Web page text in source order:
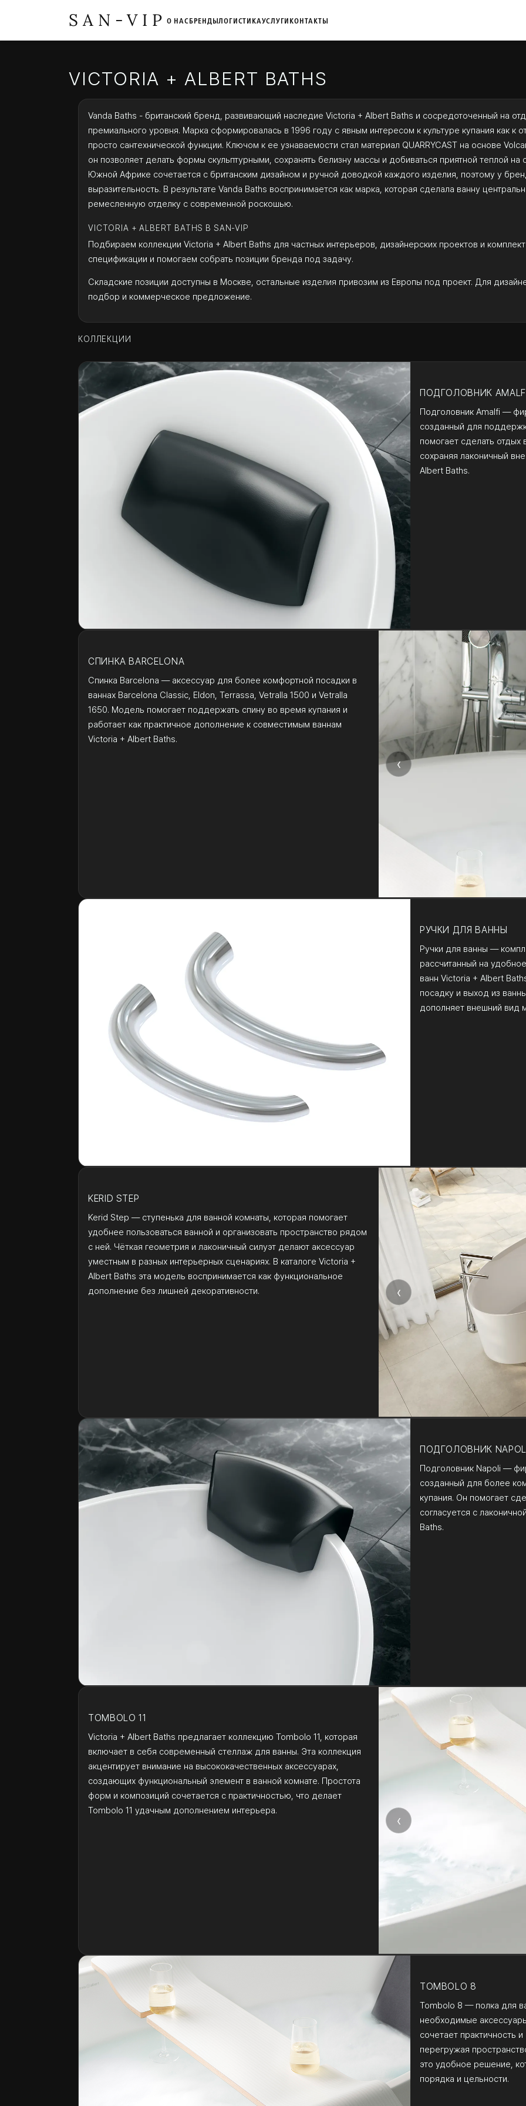
SAN-VIP О НАС БРЕНДЫЛОГИСТИКАУСЛУГИ КОНТАКТЫ
VICTORIA + ALBERT BATHS
Vanda Baths - британский бренд, развивающий наследие Victoria + Albert Baths и сосредоточенный на
премиального уровня. Марка сформировалась в 1996 году с явным интересом к культуре купания как к
просто сантехнической функции. Ключом к ее узнаваемости стал материал QUARRYCAST на основе
он позволяет делать формы скульптурными, сохранять белизну массы и добиваться приятной теплой
Южной Африке сочетается с британским дизайном и ручной доводкой каждого изделия, поэтому у
выразительность. В результате Vanda Baths воспринимается как марка, которая сделала ванну
ремесленную отделку с современной роскошью.
VICTORIA + ALBERT BATHS В SAN-VIP
Подбираем коллекции Victoria + Albert Baths для частных интерьеров, дизайнерских проектов и
спецификации и помогаем собрать позиции бренда под задачу.
Складские позиции доступны в Москве, остальные изделия привозим из Европы под проект. Для
подбор и коммерческое предложение.
КОЛЛЕКЦИИ
ПОДГОЛОВНИК
Подголовник Amalfi —
созданный для
помогает сделать
сохраняя лаконичный
Albert Baths.
‹
СПИНКА BARCELONA
Спинка Barcelona — аксессуар для более комфортной посадки в
ваннах Barcelona Classic, Eldon, Terrassa, Vetralla 1500 и Vetralla
1650. Модель помогает поддержать спину во время купания и
работает как практичное дополнение к совместимым ваннам
Victoria + Albert Baths.
РУЧКИ ДЛЯ ВАННЫ
Ручки для ванны —
рассчитанный на
ванн Victoria + Albert
посадку и выход из
дополняет внешний вид
‹
KERID STEP
Kerid Step — ступенька для ванной комнаты, которая помогает
удобнее пользоваться ванной и организовать пространство рядом
с ней. Чёткая геометрия и лаконичный силуэт делают аксессуар
уместным в разных интерьерных сценариях. В каталоге Victoria +
Albert Baths эта модель воспринимается как функциональное
дополнение без лишней декоративности.
ПОДГОЛОВНИК
Подголовник Napoli —
созданный для более
купания. Он помогает
согласуется с
Baths.
‹
TOMBOLO 11
Victoria + Albert Baths предлагает коллекцию Tombolo 11, которая
включает в себя современный стеллаж для ванны. Эта коллекция
акцентирует внимание на высококачественных аксессуарах,
создающих функциональный элемент в ванной комнате. Простота
форм и композиций сочетается с практичностью, что делает
Tombolo 11 удачным дополнением интерьера.
TOMBOLO 8
Tombolo 8 — полка для
необходимые
сочетает практичность
перегружая
это удобное решение,
порядка и цельности.